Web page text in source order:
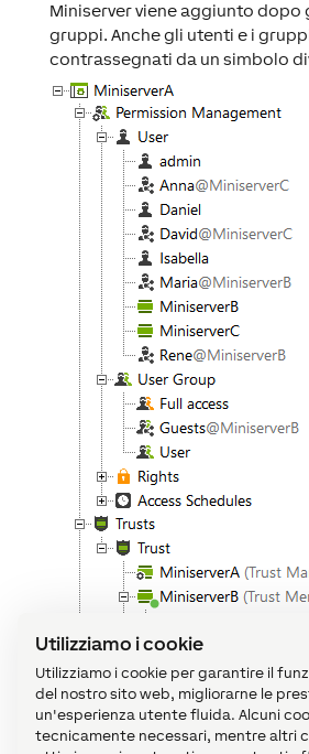
Utilizziamo i cookie
Utilizziamo i cookie per garantire il
del nostro sito web, migliorarne le
un'esperienza utente fluida. Alcuni
tecnicamente necessari, mentre altri
Miniserver viene aggiunto dopo
gruppi. Anche gli utenti e i
contrassegnati da un simbolo